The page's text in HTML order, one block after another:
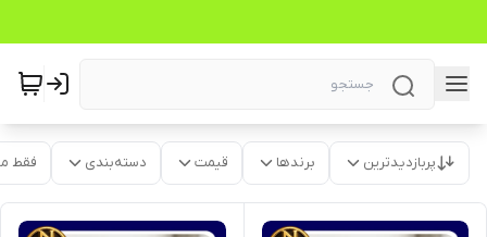
پربازدیدترین برندها قیمت دسته‌بندی فقط